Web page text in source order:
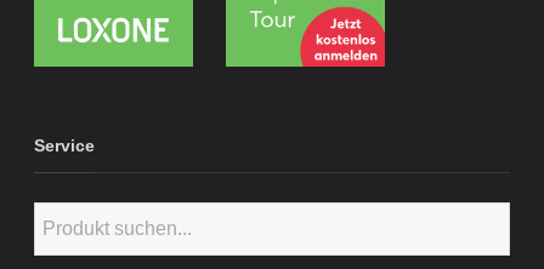
Service